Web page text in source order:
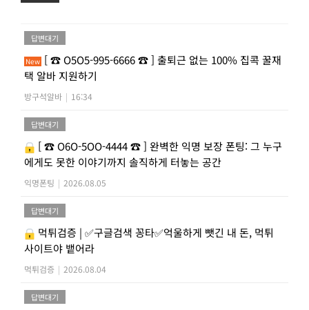
답변대기
New [ ☎ O5O5-995-6666 ☎ ] 출퇴근 없는 100% 집콕 꿀재
택 알바 지원하기
방구석알바 | 16:34
답변대기
[ ☎ O6O-5OO-4444 ☎ ] 완벽한 익명 보장 폰팅: 그 누구
에게도 못한 이야기까지 솔직하게 터놓는 공간
익명폰팅 | 2026.08.05
답변대기
먹튀검증 | ✅구글검색 꽁타✅억울하게 뺏긴 내 돈, 먹튀
사이트야 뱉어라
먹튀검증 | 2026.08.04
답변대기